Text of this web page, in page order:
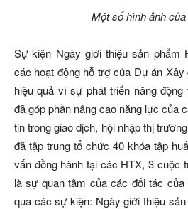
Một số hình ảnh
Sự kiện Ngày giới thiệu sản phẩm
các hoạt động hỗ trợ của Dự án Xây
hiệu quả vì sự phát triển năng
đã góp phần nâng cao năng lực của
tin trong giao dịch, hội nhập thị
đã tập trung tổ chức 40 khóa tập
vấn đồng hành tại các HTX, 3 cuộc
là sự quan tâm của các đối tác
qua các sự kiện: Ngày giới thiệu